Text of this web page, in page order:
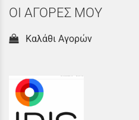
ΟΙ ΑΓΟΡΕΣ ΜΟΥ
Καλάθι Αγορών